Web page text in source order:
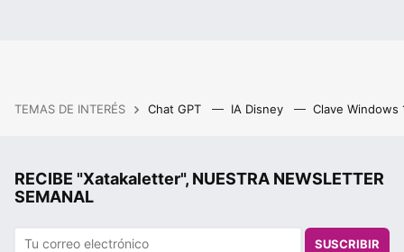
TEMAS DE INTERÉS Chat GPT IA Disney Clave Windows
RECIBE "Xatakaletter", NUESTRA NEWSLETTER
SEMANAL
SUSCRIBIR